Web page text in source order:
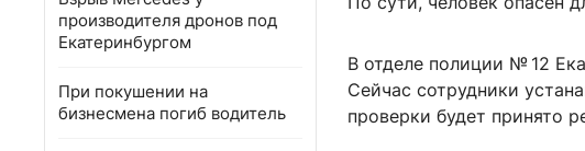
производителя дронов под
Екатеринбургом
При покушении на
бизнесмена погиб водитель
В отделе полиции № 12
Сейчас сотрудники
проверки будет принято